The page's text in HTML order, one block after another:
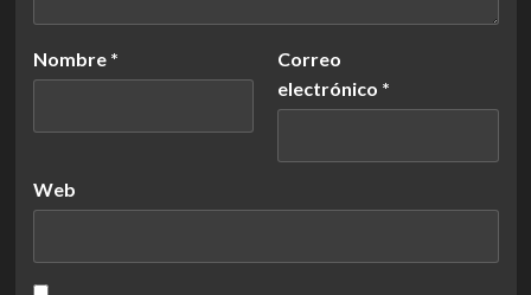
Nombre *
Correo
electrónico *
Web